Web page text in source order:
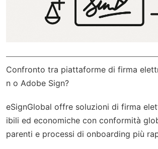
Confronto tra piattaforme di firma
n o Adobe Sign?
eSignGlobal offre soluzioni di firma
ibili ed economiche con conformità
parenti e processi di onboarding più